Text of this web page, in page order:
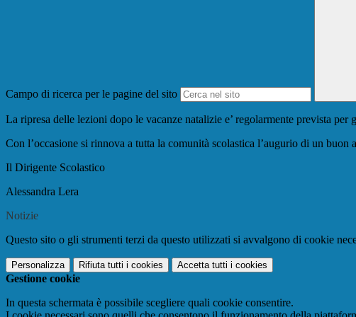
Campo di ricerca per le pagine del sito
La ripresa delle lezioni dopo le vacanze natalizie e’ regolarmente prevista
Con l’occasione si rinnova a tutta la comunità scolastica l’augurio di un buon
Il Dirigente Scolastico
Alessandra Lera
Notizie
Questo sito o gli strumenti terzi da questo utilizzati si avvalgono di cookie
Personalizza Rifiuta tutti i cookies Accetta tutti i cookies
Gestione cookie
In questa schermata è possibile scegliere quali cookie consentire.